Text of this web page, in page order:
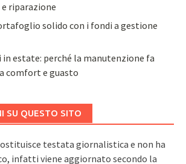
riparazione
solido con i fondi a gestione
estate: perché la manutenzione fa
comfort e guasto
SU QUESTO SITO
testata giornalistica e non ha
infatti viene aggiornato secondo la